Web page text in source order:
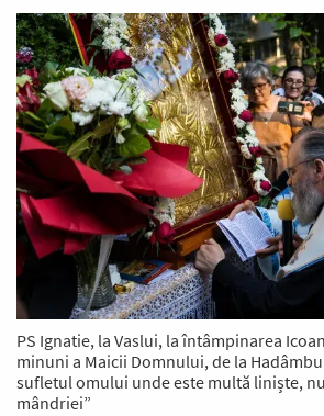
PS Ignatie, la Vaslui, la întâmpinarea
minuni a Maicii Domnului, de la
sufletul omului unde este multă liniște,
mândriei”